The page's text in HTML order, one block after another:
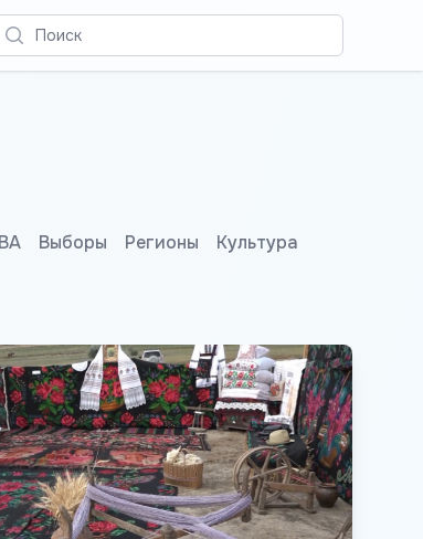
Выборы Регионы
Культура